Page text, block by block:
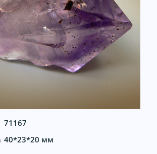
71167
40*23*20 мм